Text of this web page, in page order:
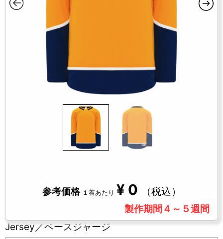
参考価格 １着あたり ¥ 0 （税込）
製作期間４～５週間
Jersey／ベースジャージ